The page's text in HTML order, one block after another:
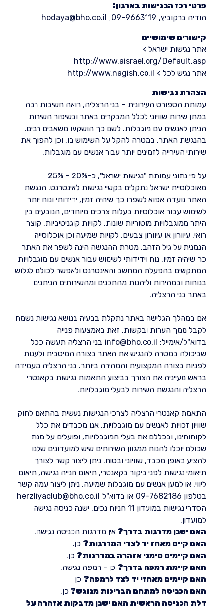
פרטי רכז הנגישות בארגון:
הודיה ברקוביץ,
hodaya@bho.co.il ,09-9663119
קישורים שימושיים
אתר נגישות ישראל >
http://www.aisrael.org/Default.asp
אתר נגיש לכל > http://www.nagish.co.il
הצהרת נגישות
עמותת הספורט העירונית – בני הרצליה, רואה חשיבות רבה
במתן שירות שוויוני לכלל המבקרים באתר ובשיפור השירות
הניתן לאנשים עם מוגבלות. לשם כך הושקעו משאבים רבים,
בהנגשת האתר, במטרה להקל על השימוש בו, וכן להפוך את
שירותי העירייה לזמינים יותר עבור אנשים עם מוגבלות.
על פי נתוני עמותת "נגישות ישראל", כ-20% – 25%
מאוכלוסיית ישראל נתקלים בקשיי נגישות לאינטרנט. הנגשת
האתר נועדה אפוא לשפרו כך שיהיה זמין, ידידותי ונוח יותר
לשימוש עבור אוכלוסיות בעלות צרכים מיוחדים, הנובעים בין
היתר ממוגבלויות מוטוריות שונות, לקויות קוגניטיביות, קוצר
רואי, עיוורון או עיוורון צבעים, לקויות שמיעה וכן אוכלוסייה
הנמנית על גיל הזהב. מטרת ההנגשה הינה לשפר את האתר
כך שיהיה זמין, נוח וידידותי לשימוש עבור אנשים עם מוגבלויות
המתקשים בהפעלת המחשב והאינטרנט ולאפשר לכולם לגלוש
בנוחות ובמהירות וליהנות מהתכנים ומהשירותים הניתנים
באתר בני הרצליה.
אם במהלך הגלישה באתר נתקלת בבעיה בנושא נגישות נשמח
לקבל ממך הערות ובקשות, זאת באמצעות פנייה
בדוא"ל/אימייל: info@bho.co.il בני הרצליה תעשה ככל
שביכולה במטרה להנגיש את האתר בצורה המיטבית ולענות
לפניות בצורה המקצועית והמהירה ביותר. בני הרצליה מעמידה
בראש מעייניה את הצורך בביצוע התאמות נגישות בקאנטרי
הרצליה והנגשת השירות לבעלי מוגבלויות.
התאמת קאנטרי הרצליה לצרכי הנגישות נעשית בהתאם לחוק
שוויון זכויות לאנשים עם מוגבלויות. אנו מכבדים את כלל
לקוחותינו, ובכללם את בעלי המוגבלויות, ופועלים על מנת
שכולם יוכלו להנות ממגוון השירותים שיש למועדונים שלנו
להציע באופן מכבד, שוויוני ובטוח. ניתן ליצור קשר לצורך
תיאומי נגישות לפני ביקור בקאנטרי, תיאום חנייה נגישה, תיאום
ליווי, או למען אנשים עם מוגבלות שמיעה. ניתן ליצור עמה קשר
בטלפון
או בדוא"ל herzliyaclub@bho.co.il
הסדרי נגישות במועדון 11 חניות נכים. ישנה כניסה נגישה
למועדון.
האם ישנן מדרגות בדרך? אין מדרגות הכניסה נגישה.
האם קיים מאחז יד לצדי המדרגות? כן.
האם קיימים סימני אזהרה במדרגות? כן.
האם קיימת רמפה בדרך? כן - רמפה נגישה.
האם קיימים מאחזי יד לצד לרמפה? כן.
האם הכניסה למתחם הבריכות מנוגש? כן.
דלת הכניסה הראשית האם ישנן מדבקות אזהרה על